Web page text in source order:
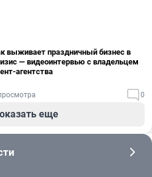
выживает праздничный бизнес в
— видеоинтервью с владельцем
агентства
0
еще